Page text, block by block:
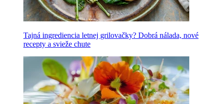
Tajná ingrediencia letnej grilovačky? Dobrá nálada, nové
recepty a svieže chute